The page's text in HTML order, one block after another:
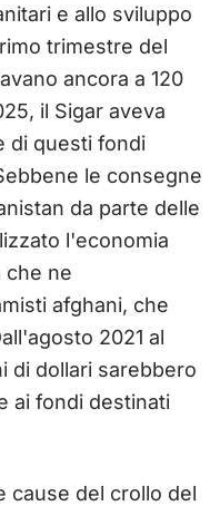
e allo sviluppo
trimestre del
ancora a 120
il Sigar aveva
di questi fondi
le consegne
da parte delle
l'economia
che ne
afghani, che
2021 al
di dollari sarebbero
ai fondi destinati
cause del crollo del